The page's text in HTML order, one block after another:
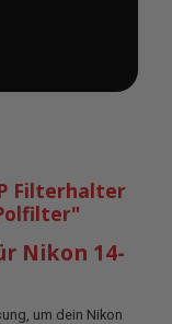
Filterhalter
Nikon 14-
um dein Nikon